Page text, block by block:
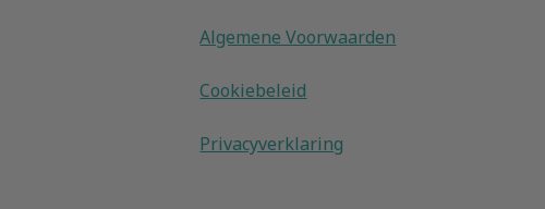
Algemene Voorwaarden
Cookiebeleid
Privacyverklaring